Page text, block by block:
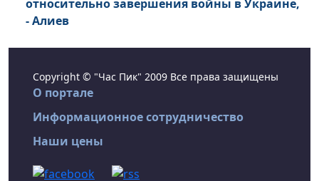
относительно завершения войны в Украине,
- Алиев
Copyright © "Час Пик" 2009 Все права защищены
О портале
Информационное сотрудничество
Наши цены